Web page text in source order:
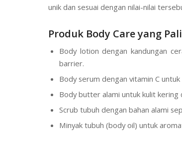
unik dan sesuai dengan nilai-nilai
Produk Body Care yang
Body lotion dengan kandungan
barrier.
Body serum dengan vitamin C
Body butter alami untuk kulit kering
Scrub tubuh dengan bahan alami
Minyak tubuh (body oil) untuk